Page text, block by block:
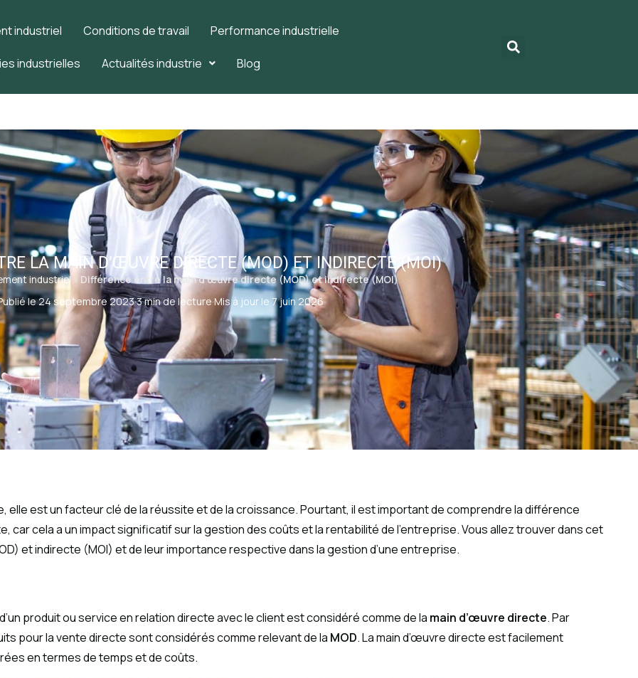
industriel Conditions de travail Performance industrielle
industrielles Actualités industrie Blog
LA MAIN D’ŒUVRE DIRECTE (MOD) ET INDIRECTE (MOI)
industriel» Différence entre la main d’œuvre directe (MOD) et indirecte (MOI)
le 24 septembre 2023·3 min de lecture·Mis à jour le 7 juin 2026
elle est un facteur clé de la réussite et de la croissance. Pourtant, il est important de comprendre la différence
car cela a un impact significatif sur la gestion des coûts et la rentabilité de l’entreprise. Vous allez trouver dans cet
et indirecte (MOI) et de leur importance respective dans la gestion d’une entreprise.
produit ou service en relation directe avec le client est considéré comme de la main d’œuvre directe. Par
pour la vente directe sont considérés comme relevant de la MOD. La main d’œuvre directe est facilement
en termes de temps et de coûts.